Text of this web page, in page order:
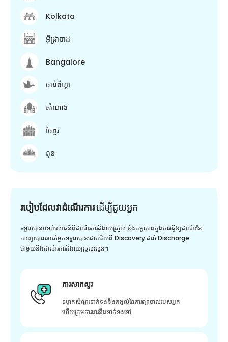
Kolkata
អ៊ីដ្រាបាដ
Bangalore
ចាន់ឌីហ្គា
សំណាង
ចៃពួរ
ពុន
របៀបដែលវាដំណើរការដើម្បី​ជួយ​អ្នក
ទទួលបានបទពិសោធន៍ពីដំណើរការដ៏ងាយស្រួល និងតម្លាភាពក្នុងការធ្វើឱ្យដំណើរនៃ
ការព្យាបាលរបស់អ្នកទទួលបានជោគជ័យពី Discovery ដល់ Discharge
ជាមួយនឹងដំណើរការដ៏ងាយស្រួលរលូន។
ការសាកសួរ
ទម្លាក់សំណួរទាក់ទងនឹងកង្វល់នៃការព្យាបាលរបស់អ្នក
ហើយក្រុមការងារនឹងទាក់ទងទៅ